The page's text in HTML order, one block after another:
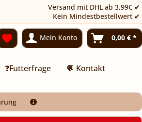
Versand mit DHL ab 3,99€ ✔
Kein Mindestbestellwert ✔
Mein Konto 0,00 € *
❓Futterfrage 💬 Kontakt